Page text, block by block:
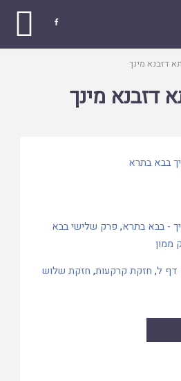

דזבנא מינך
דזבנא מינך
בבא בתרא
- בבא בתרא, פרק שלישי בבא
ממון
דף ל, חזקת קרקעות, חזקת שלוש